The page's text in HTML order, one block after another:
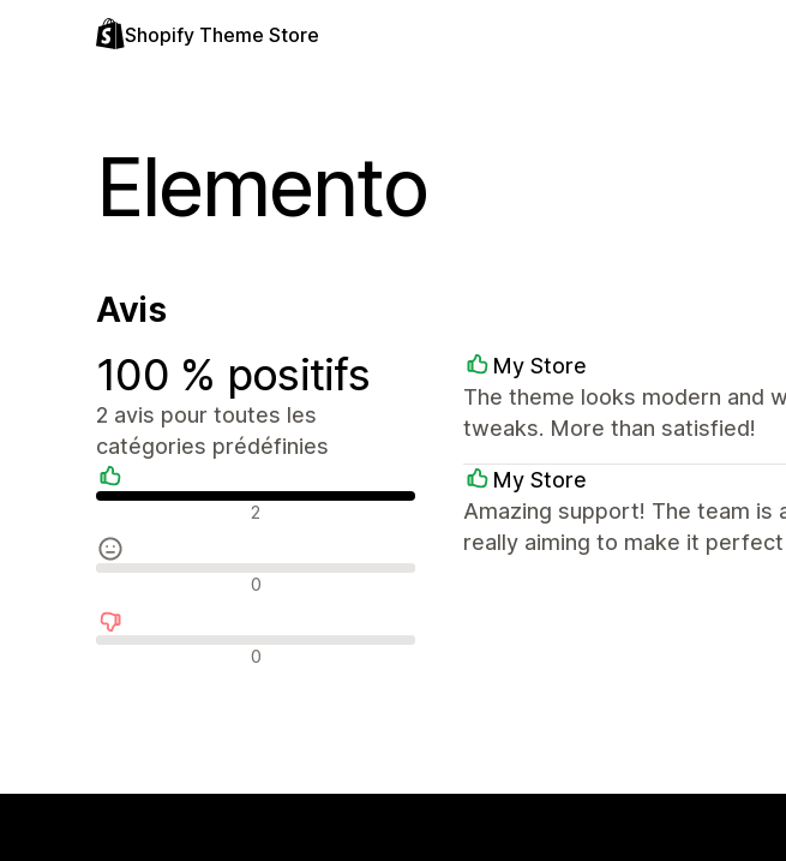
Shopify Theme Store
Elemento
Avis
100 % positifs
2 avis pour toutes les
catégories prédéfinies
Avis positifs 2
Avis neutres 0
Avis négatifs 0
My Store
The theme looks modern and
tweaks. More than satisfied!
My Store
Amazing support! The team is
really aiming to make it